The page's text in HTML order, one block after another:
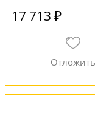
17 713 ₽